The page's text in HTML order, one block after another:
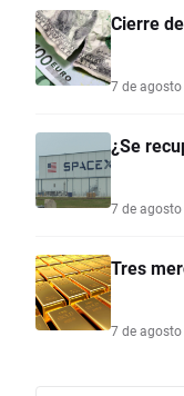
Cierre
7 de
¿Se
7 de
Tres
7 de